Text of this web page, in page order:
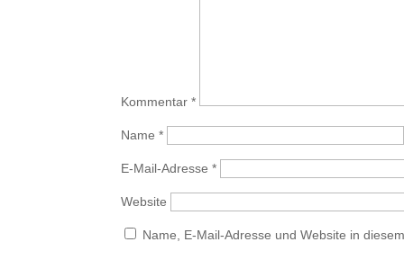
Kommentar*
Name*
E-Mail-Adresse*
Website
Name, E-Mail-Adresse und Website in